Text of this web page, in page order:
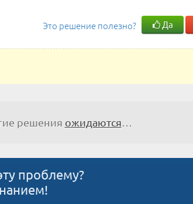
Это решение полезно? Да
решения ожидаются
проблему?